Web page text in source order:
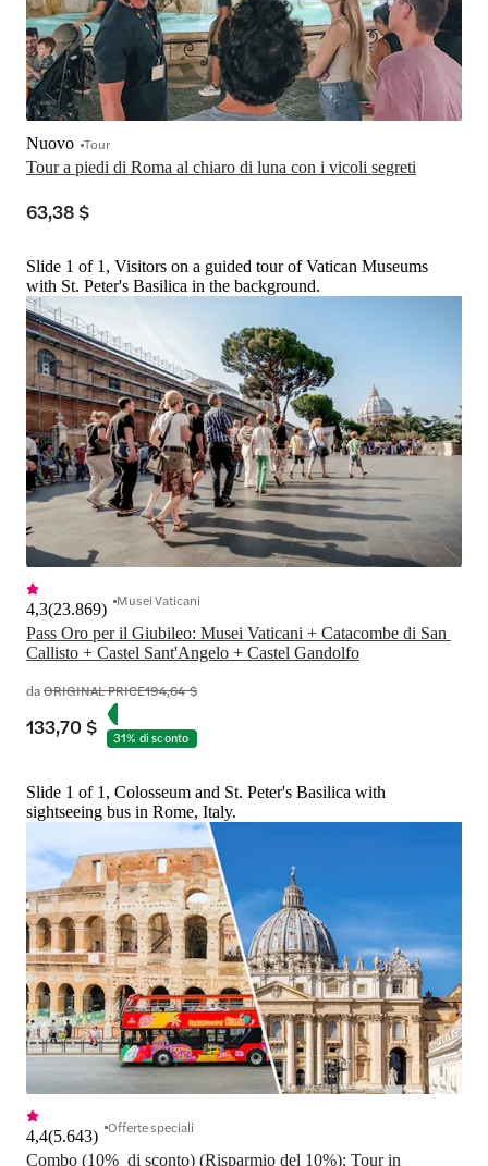
Tour a piedi di Roma al chiaro di luna con i vicoli segreti
Nuovo Tour
63,38 $
Slide 1 of 1, Visitors on a guided tour of Vatican Museums
with St. Peter's Basilica in the background.
Pass Oro per il Giubileo: Musei Vaticani + Catacombe di San
Callisto + Castel Sant'Angelo + Castel Gandolfo
4,3(23.869) Musei Vaticani
daORIGINAL PRICE194,64 $
133,70 $ 31% di sconto
Slide 1 of 1, Colosseum and St. Peter's Basilica with
sightseeing bus in Rome, Italy.
Combo (10%  di sconto) (Risparmio del 10%): Tour in
4,4(5.643) Offerte speciali